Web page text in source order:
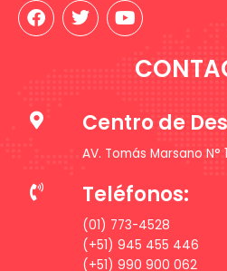
a
c
o
k
w
i
r
o
u
e
Centro de
AV. Tomás Marsano N°
Teléfonos:
(01) 773-4528
(+51) 945 455 446
(+51) 990 900 062